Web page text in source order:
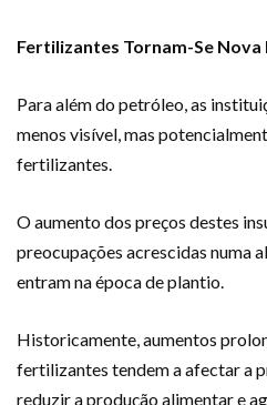
Fertilizantes Tornam-Se Nova
Para além do petróleo, as
menos visível, mas
fertilizantes.
O aumento dos preços destes
preocupações acrescidas numa
entram na época de plantio.
Historicamente, aumentos
fertilizantes tendem a afectar a
reduzir a produção alimentar e